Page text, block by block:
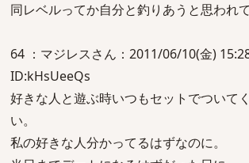
同レベルってか自分と釣りあうと思われ
64 ：マジレスさん：2011/06/10(金)
ID:kHsUeeQs
好きな人と遊ぶ時いつもセットでついて
い。
私の好きな人分かってるはずなのに。